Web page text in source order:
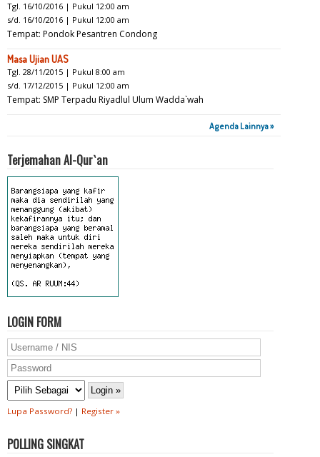
Tgl. 16/10/2016 | Pukul 12:00 am
s/d. 16/10/2016 | Pukul 12:00 am
Tempat: Pondok Pesantren Condong
Masa Ujian UAS
Tgl. 28/11/2015 | Pukul 8:00 am
s/d. 17/12/2015 | Pukul 12:00 am
Tempat: SMP Terpadu Riyadlul Ulum Wadda`wah
Agenda Lainnya »
Terjemahan Al-Qur`an
LOGIN FORM
Lupa Password? | Register »
POLLING SINGKAT